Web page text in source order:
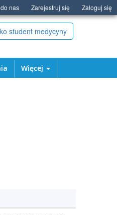
nas Zarejestruj się Zaloguj się
student medycyny
Więcej